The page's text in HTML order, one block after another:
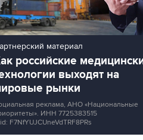
материал
российские
выходят на
рынки
реклама, АНО «Национальные
ИНН 7725383515
F7NfYUJCUneVdTRF8PRs